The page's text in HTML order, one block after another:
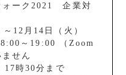
ォーク2021 企業対
12月14日（火）
～19:00 （Zoom
せん
17時30分まで